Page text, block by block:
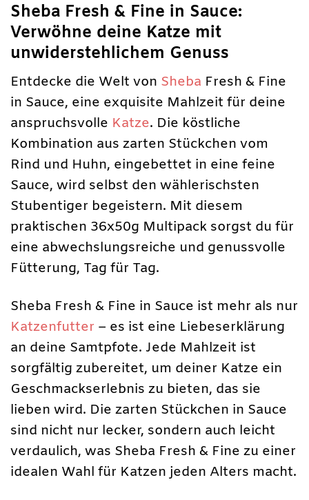
Sheba Fresh & Fine in Sauce:
Verwöhne deine Katze mit
unwiderstehlichem Genuss
Entdecke die Welt von Sheba Fresh & Fine
in Sauce, eine exquisite Mahlzeit für deine
anspruchsvolle Katze. Die köstliche
Kombination aus zarten Stückchen vom
Rind und Huhn, eingebettet in eine feine
Sauce, wird selbst den wählerischsten
Stubentiger begeistern. Mit diesem
praktischen 36x50g Multipack sorgst du für
eine abwechslungsreiche und genussvolle
Fütterung, Tag für Tag.
Sheba Fresh & Fine in Sauce ist mehr als nur
Katzenfutter – es ist eine Liebeserklärung
an deine Samtpfote. Jede Mahlzeit ist
sorgfältig zubereitet, um deiner Katze ein
Geschmackserlebnis zu bieten, das sie
lieben wird. Die zarten Stückchen in Sauce
sind nicht nur lecker, sondern auch leicht
verdaulich, was Sheba Fresh & Fine zu einer
idealen Wahl für Katzen jeden Alters macht.